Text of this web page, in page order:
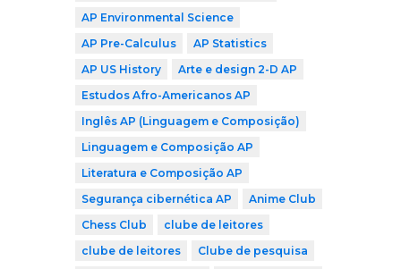
AP Environmental Science
AP Pre-Calculus
AP Statistics
AP US History
Arte e design 2-D AP
Estudos Afro-Americanos AP
Inglês AP (Linguagem e Composição)
Linguagem e Composição AP
Literatura e Composição AP
Segurança cibernética AP
Anime Club
Chess Club
clube de leitores
clube de leitores
Clube de pesquisa